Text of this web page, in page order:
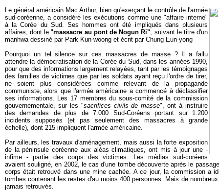
Le général américain Mac Arthur, bien qu'exerçant le contrôle de l'armée
sud-coréenne, a considéré les exécutions comme une "affaire interne"
à la Corée du Sud. Ses hommes ont été impliqués dans plusieurs
affaires, dont le "massacre au pont de Nogun Ri", suivant le titre d'un
manhwa dessiné par Park Kun-woong et écrit par Chung Eun-yong
Pourquoi un tel silence sur ces massacres de masse ? Il a fallu
attendre la démocratisation de la Corée du Sud, dans les années 1990,
pour que des informations largement relayées, tant par les témoignages
des familles de victimes que par les soldats ayant reçu l'ordre de tirer,
ne soient plus considérées comme relevant de la propagande
communiste, alors que l'armée américaine a commencé à déclassifier
ses informations. Les 17 membres du sous-comité de la commission
gouvernementale, sur les "sacrifices civils de masse", ont à instruire
des demandes de plus de 7.000 Sud-Coréens portant sur 1.200
incidents supposés (et pas seulement des massacres à grande
échelle), dont 215 impliquent l'armée américaine.
Par ailleurs, les travaux d'aménagement, mais aussi la forte exposition
de la péninsule coréenne aux aléas climatiques, ont mis à jour une -
infime - partie des corps des victimes. Les médias sud-coréens
avaient souligné, en 2002, le cas d'une tombe découverte après le
corps était retrouvé dans une mine cachée. A ce jour, la commission a
tombes contenant les restes d'au moins 400 personnes. Mais de
jamais retrouvés.